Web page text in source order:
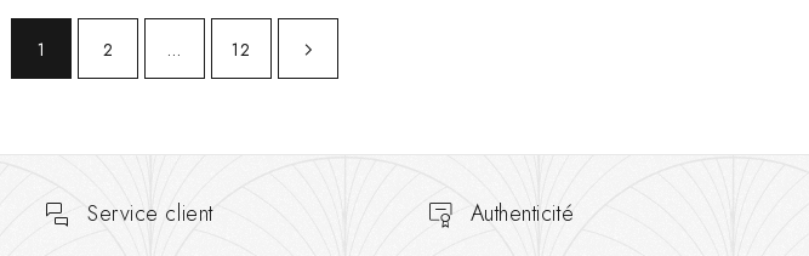
1 2 … 12
Service client Authenticité